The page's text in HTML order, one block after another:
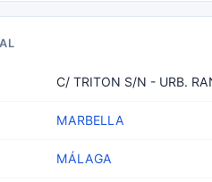
C/ TRITON S/N - URB.
MARBELLA
MÁLAGA